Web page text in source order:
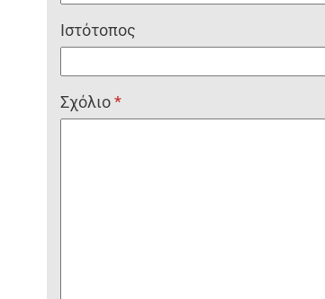
Ιστότοπος
Σχόλιο*